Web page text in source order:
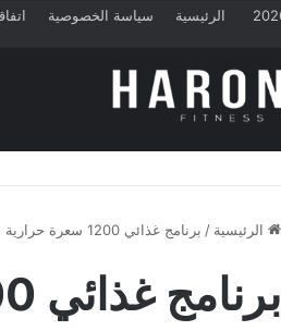
الرئيسية سياسة الخصوصية
الرئيسية / برنامج غذائي 1200 سعرة حرارية
برنامج غذائي 1200 سعرة حرارية